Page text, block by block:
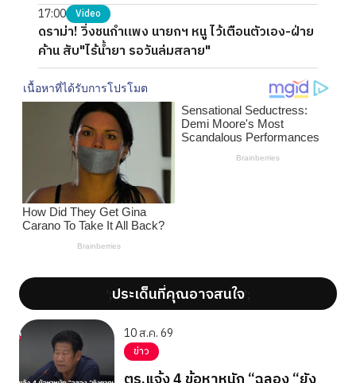
17:00 Video
ดราม่า! วิ่งชนกำแพง นายกฯ หนู ไว้เตือนตัวเอง-ฝ่าย
ค้าน สับ"ไร้น้ำยา รอวันล่มสลาย"
';ประเด็นที่คุณอาจสนใจ';
10 ส.ค. 69
ข่าว